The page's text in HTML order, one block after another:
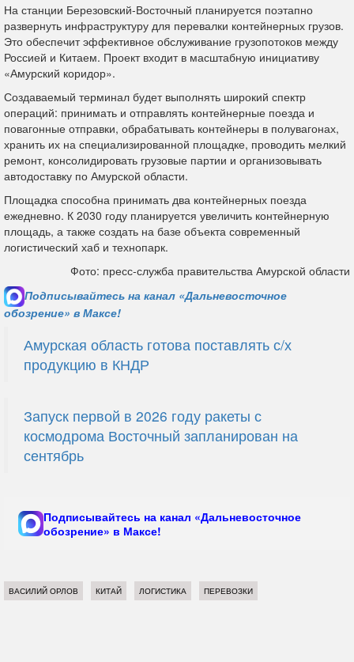
На станции Березовский‑Восточный планируется поэтапно
развернуть инфраструктуру для перевалки контейнерных грузов.
Это обеспечит эффективное обслуживание грузопотоков между
Россией и Китаем. Проект входит в масштабную инициативу
«Амурский коридор».
Создаваемый терминал будет выполнять широкий спектр
операций: принимать и отправлять контейнерные поезда и
повагонные отправки, обрабатывать контейнеры в полувагонах,
хранить их на специализированной площадке, проводить мелкий
ремонт, консолидировать грузовые партии и организовывать
автодоставку по Амурской области.
Площадка способна принимать два контейнерных поезда
ежедневно. К 2030 году планируется увеличить контейнерную
площадь, а также создать на базе объекта современный
логистический хаб и технопарк.
Фото: пресс-служба правительства Амурской области
Подписывайтесь на канал «Дальневосточное
обозрение» в Максе!
Амурская область готова поставлять с/х
продукцию в КНДР
Запуск первой в 2026 году ракеты с
космодрома Восточный запланирован на
сентябрь
Подписывайтесь на канал «Дальневосточное
обозрение» в Максе!
ВАСИЛИЙ ОРЛОВ КИТАЙ ЛОГИСТИКА ПЕРЕВОЗКИ